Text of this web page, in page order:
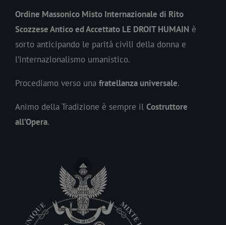
Ordine Massonico Misto Internazionale di Rito
Scozzese Antico ed Accettato LE DROIT HUMAIN è
sorto anticipando le parità civili della donna e
l’internazionalismo umanistico.
Procediamo verso una fratellanza universale.
Animo della Tradizione è sempre il Costruttore
all’Opera.